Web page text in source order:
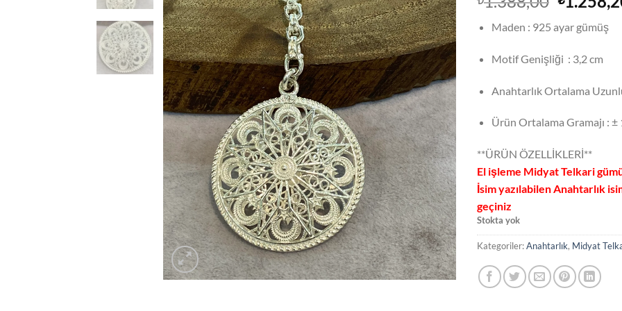
Maden : 925 ayar gümüş
Motif Genişliği : 3,2 cm
Anahtarlık Ortalama
Ürün Ortalama Gramajı : ±
**ÜRÜN ÖZELLİKLERİ**
El işleme Midyat Telkari
İsim yazılabilen Anahtarlık
geçiniz
Stokta yok
Kategoriler:Anahtarlık, Midyat